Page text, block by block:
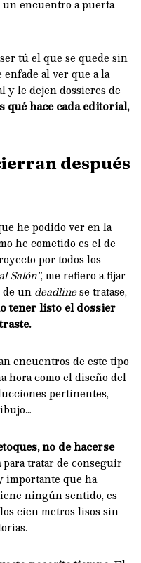
encuentro a puerta
tú el que se quede sin
al ver que a la
y le dejen dossieres de
qué hace cada editorial,
después
he podido ver en la
he cometido es el de
por todos los
Salón”, me refiero a fijar
de un deadlinese tratase,
tener listo el dossier
encuentros de este tipo
hora como el diseño del
pertinentes,
no de hacerse
para tratar de conseguir
importante que ha
ningún sentido, es
cien metros lisos sin